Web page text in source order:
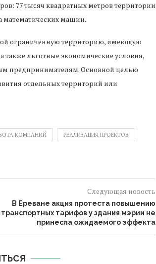
77 тысяч квадратных метров территории
математических машин.
ограниченную территорию, имеющую
также льготные экономические условия,
предпринимателям. Основной целью
отдельных территорий или
КОМПАНИЙ РЕАЛИЗАЦИЯ ПРОЕКТОВ
Следующая новость
В Ереване акция протеста повышению
транспортных тарифов у здания мэрии не
принесла ожидаемого эффекта